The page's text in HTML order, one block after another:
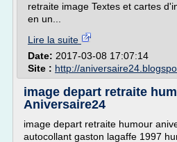
retraite image Textes et cartes
en un...
Lire la suite
Date: 2017-03-08 17:07:14
Site : http://
image depart retraite
Aniversaire24
image depart retraite humour
autocollant gaston lagaffe 1997